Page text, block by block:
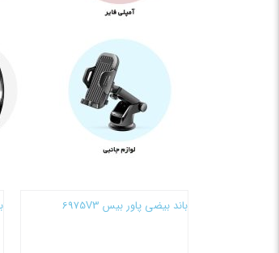
باند بیضی پاور بیس 6975V3